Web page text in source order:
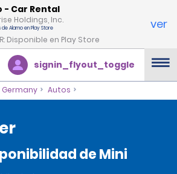
- Car Rental
Holdings, Inc.
Disponible en Play Store
ver
signin_flyout_toggle
Germany Autos
de Mini